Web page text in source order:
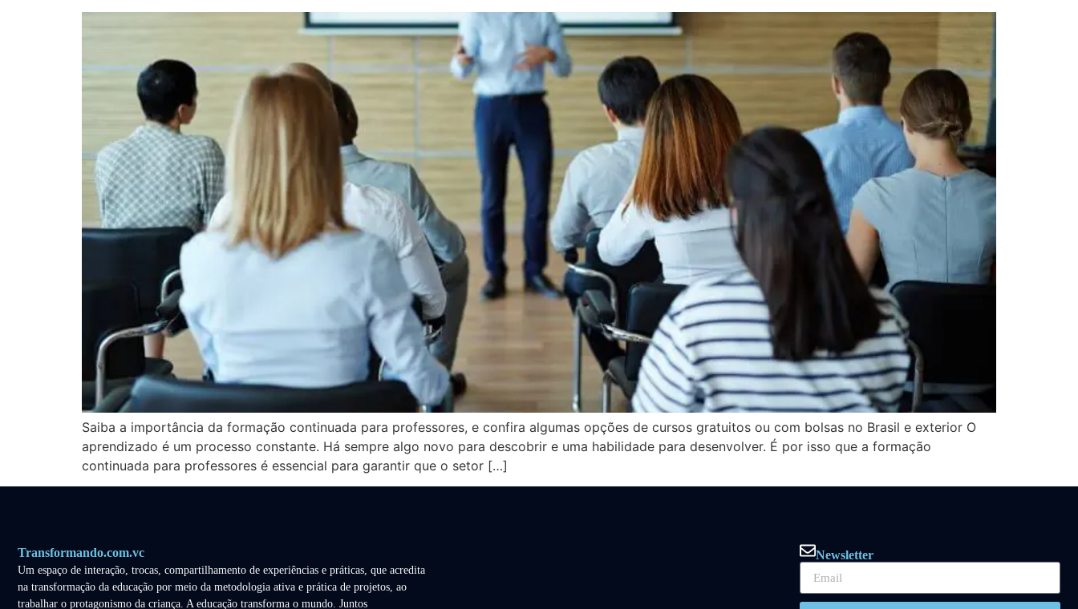
Saiba a importância da formação continuada para professores, e confira algumas opções de cursos gratuitos ou com bolsas no Brasil e exterior O
aprendizado é um processo constante. Há sempre algo novo para descobrir e uma habilidade para desenvolver. É por isso que a formação
continuada para professores é essencial para garantir que o setor […]
Transformando.com.vc
Um espaço de interação, trocas, compartilhamento de experiências e práticas, que acredita
na transformação da educação por meio da metodologia ativa e prática de projetos, ao
trabalhar o protagonismo da criança. A educação transforma o mundo. Juntos
Newsletter